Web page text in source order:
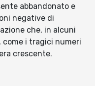
abbandonato e
negative di
che, in alcuni
come i tragici numeri
crescente.